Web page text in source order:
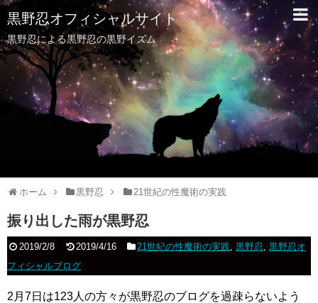
黒野忍オフィシャルサイト
黒野忍による黒野忍の黒野イズム
ホーム 黒野忍 21世紀の性魔術の実践
振り出した雨が黒野忍
2019/2/8 2019/4/16 21世紀の性魔術の実践,黒野忍,黒野忍オ
フィシャルブログ
2月7日は123人の方々が黒野忍のブログを過疎らないよう